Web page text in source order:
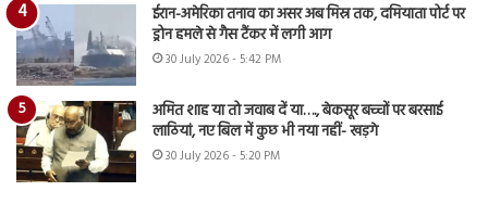
ईरान-अमेरिका तनाव का असर अब मिस्र तक, दमियाता पोर्ट पर
ड्रोन हमले से गैस टैंकर में लगी आग
30 July 2026 - 5:42 PM
अमित शाह या तो जवाब दें या…., बेकसूर बच्चों पर बरसाई
लाठियां, नए बिल में कुछ भी नया नहीं- खड़गे
30 July 2026 - 5:20 PM